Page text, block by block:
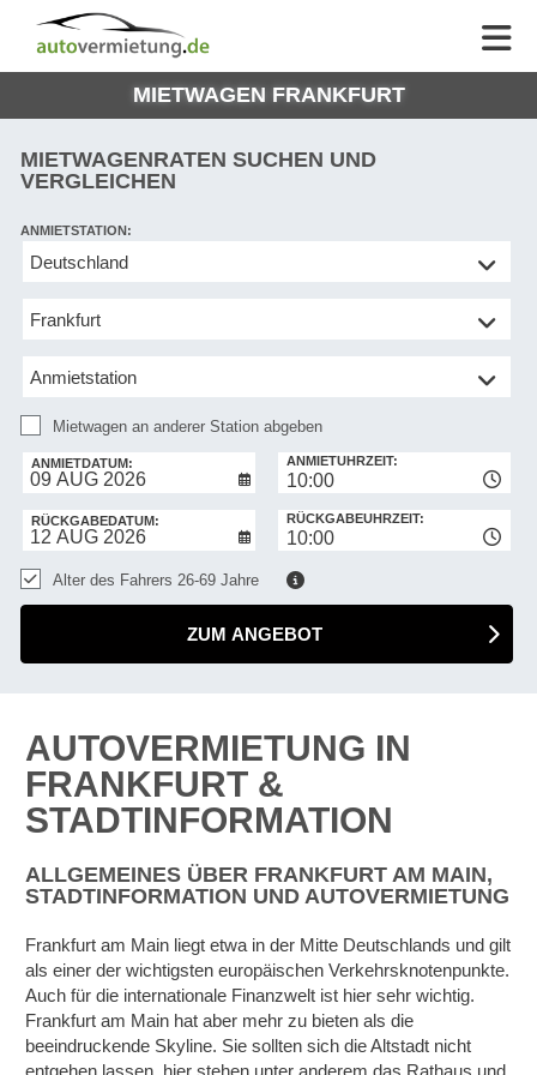
AUTOVERMIETUNG
AUTO
EUROPE
AUTOVERMIETUNG
HILFE
MIETWAGEN FRANKFURT
MIETWAGENRATEN SUCHEN UND
VERGLEICHEN
Mietwagen
anderer
ANMIETSTATION:
Mietwagen an anderer Station abgeben
ANMIETDATUM:
10:00
ANMIETUHRZEIT:
RÜCKGABEDATUM:
10:00
RÜCKGABEUHRZEIT:
Alter des Fahrers 26-69 Jahre
ZUM ANGEBOT
AUTOVERMIETUNG IN
FRANKFURT &
STADTINFORMATION
ALLGEMEINES ÜBER FRANKFURT AM MAIN,
STADTINFORMATION UND AUTOVERMIETUNG
Frankfurt am Main liegt etwa in der Mitte Deutschlands und gilt
als einer der wichtigsten europäischen Verkehrsknotenpunkte.
Auch für die internationale Finanzwelt ist hier sehr wichtig.
Frankfurt am Main hat aber mehr zu bieten als die
beeindruckende Skyline. Sie sollten sich die Altstadt nicht